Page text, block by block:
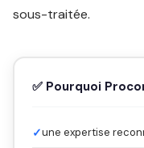
sous-traitée.
✅ Pourquoi
✓une expertise